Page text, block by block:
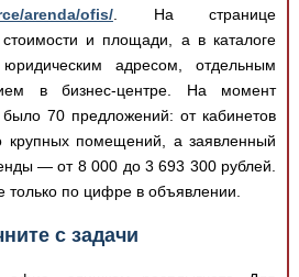
arenda/ofis/. На странице
и площади, а в каталоге
адресом, отдельным
в бизнес-центре. На момент
70 предложений: от кабинетов
помещений, а заявленный
— от 8 000 до 3 693 300 рублей.
только по цифре в объявлении.
с задачи